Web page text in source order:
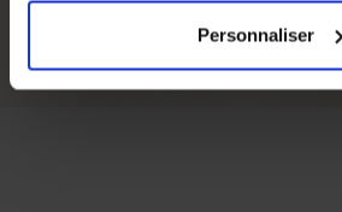
Personnaliser